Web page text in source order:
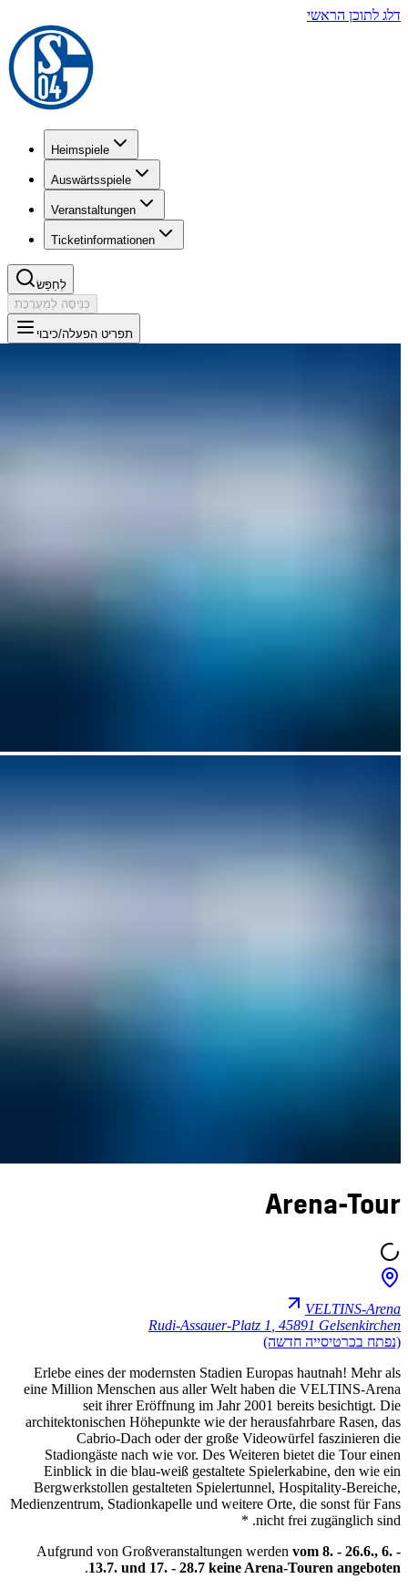
דלג לתוכן הראשי
Heimspiele
Auswärtsspiele
Veranstaltungen
Ticketinformationen
לְחַפֵּשׂ
כְּנִיסָה לַמַעֲרֶכֶת
תפריט הפעלה/כיבוי
Arena-Tour
VELTINS-Arena
Rudi-Assauer-Platz 1 ,45891 Gelsenkirchen
(נפתח בכרטיסייה חדשה)
Erlebe eines der modernsten Stadien Europas hautnah! Mehr als
eine Million Menschen aus aller Welt haben die VELTINS-Arena
seit ihrer Eröffnung im Jahr 2001 bereits besichtigt. Die
architektonischen Höhepunkte wie der herausfahrbare Rasen, das
Cabrio-Dach oder der große Videowürfel faszinieren die
Stadiongäste nach wie vor. Des Weiteren bietet die Tour einen
Einblick in die blau-weiß gestaltete Spielerkabine, den wie ein
Bergwerkstollen gestalteten Spielertunnel, Hospitality-Bereiche,
Medienzentrum, Stadionkapelle und weitere Orte, die sonst für Fans
nicht frei zugänglich sind. *
Aufgrund von Großveranstaltungen werdenvom 8. - 26.6., 6. -
13.7. und 17. - 28.7 keine Arena-Touren angeboten
.